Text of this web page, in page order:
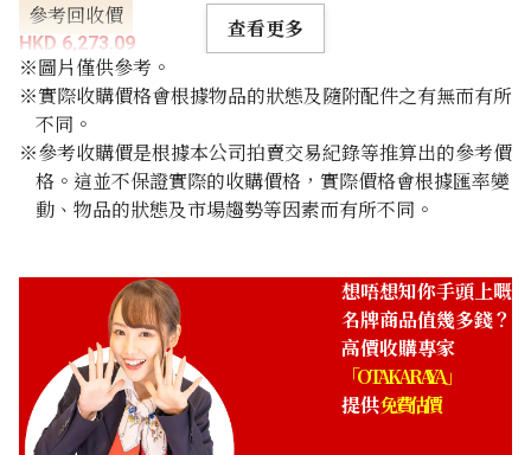
參考回收價
HKD 6,273.09
查看更多
※圖片僅供參考。
※實際收購價格會根據物品的狀態及隨附配件之有無而有所
不同。
※參考收購價是根據本公司拍賣交易紀錄等推算出的參考價
格。這並不保證實際的收購價格，實際價格會根據匯率變
動、物品的狀態及市場趨勢等因素而有所不同。
想唔想知你手頭上嘅
名牌商品值幾多錢？
高價收購專家
「OTAKARAYA」
提供免費估價